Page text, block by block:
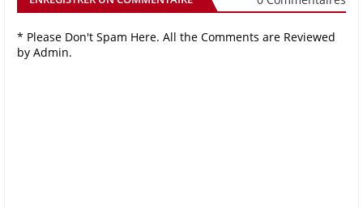
* Please Don't Spam Here. All the Comments are Reviewed
by Admin.